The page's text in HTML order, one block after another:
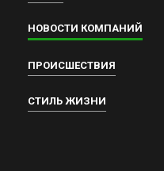
НОВОСТИ КОМПАНИЙ
ПРОИСШЕСТВИЯ
СТИЛЬ ЖИЗНИ